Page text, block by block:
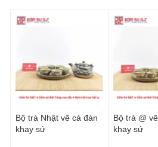
Bộ trà Nhật vẽ cá đàn
khay sứ
Bộ trà @
khay sứ